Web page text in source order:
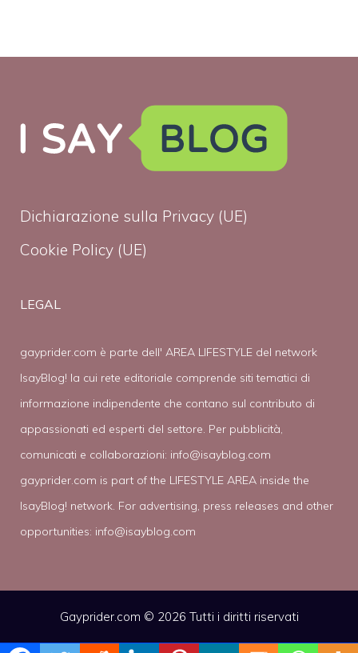
Dichiarazione sulla Privacy (UE)
Cookie Policy (UE)
LEGAL
gayprider.com è parte dell' AREA LIFESTYLE del network
IsayBlog! la cui rete editoriale comprende siti tematici di
informazione indipendente che contano sul contributo di
appassionati ed esperti del settore. Per pubblicità,
comunicati e collaborazioni: info@isayblog.com
gayprider.com is part of the LIFESTYLE AREA inside the
IsayBlog! network. For advertising, press releases and other
opportunities: info@isayblog.com
Gayprider.com © 2026 Tutti i diritti riservati